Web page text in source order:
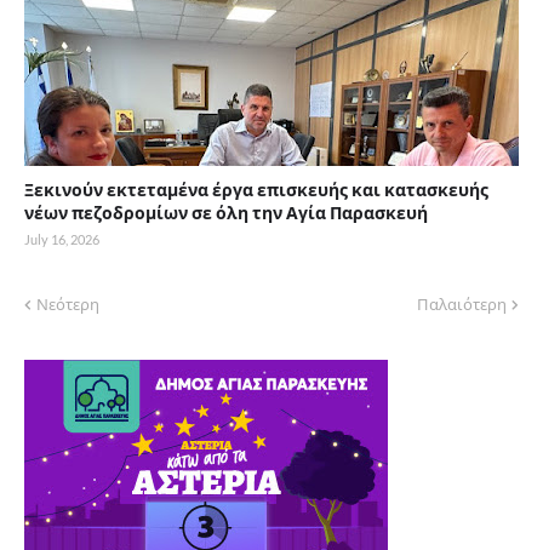
Ξεκινούν εκτεταμένα έργα επισκευής και κατασκευής
νέων πεζοδρομίων σε όλη την Αγία Παρασκευή
July 16, 2026
Νεότερη Παλαιότερη